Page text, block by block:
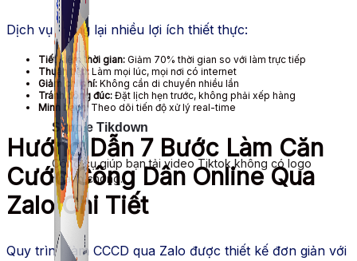
Simple Tikdown
Công cụ giúp bạn tải video Tiktok không có logo
nhanh chóng.
Dịch vụ mang lại nhiều lợi ích thiết thực:
Tiết kiệm thời gian: Giảm 70% thời gian so với làm trực tiếp
Thuận tiện: Làm mọi lúc, mọi nơi có internet
Giảm chi phí: Không cần di chuyển nhiều lần
Tránh đông đúc: Đặt lịch hẹn trước, không phải xếp hàng
Minh bạch: Theo dõi tiến độ xử lý real-time
Hướng Dẫn 7 Bước Làm Căn
Cước Công Dân Online Qua
Zalo Chi Tiết
Quy trình làm CCCD qua Zalo được thiết kế đơn giản với